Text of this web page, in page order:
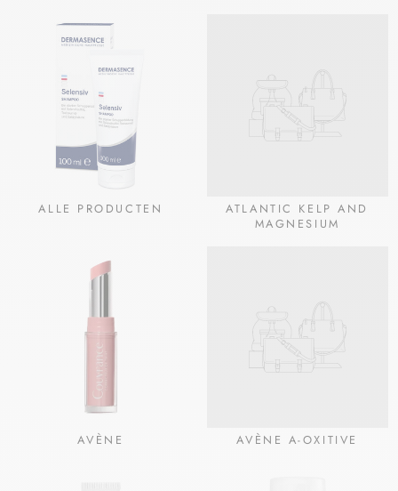
ALLE PRODUCTEN
ATLANTIC KELP AND
MAGNESIUM
AVÈNE AVÈNE A-OXITIVE